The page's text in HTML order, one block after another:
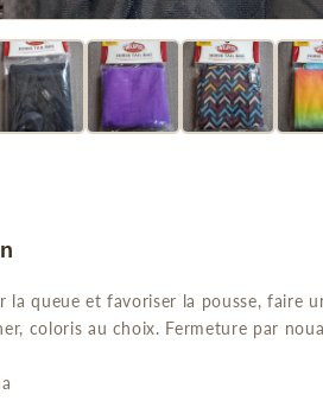
la queue et favoriser la pousse, faire
coloris au choix. Fermeture par